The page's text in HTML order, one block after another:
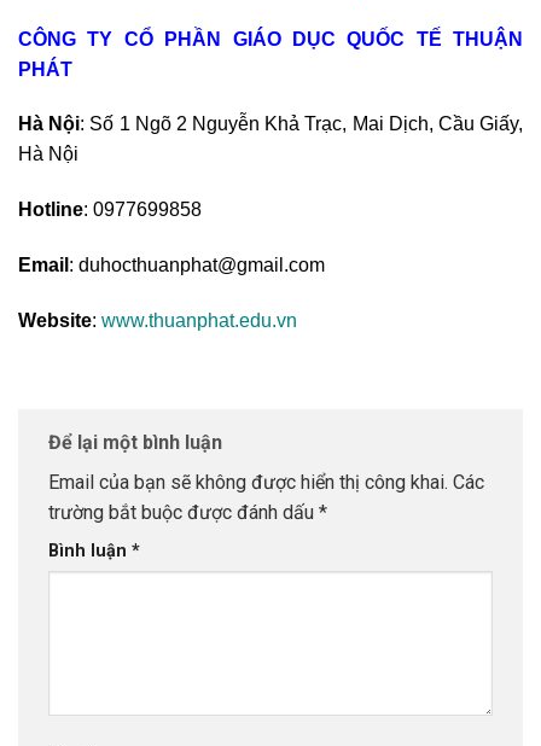
CÔNG TY CỔ PHẦN GIÁO DỤC QUỐC TẾ THUẬN
PHÁT
Hà Nội: Số 1 Ngõ 2 Nguyễn Khả Trạc, Mai Dịch, Cầu Giấy,
Hà Nội
Hotline: 0977699858
Email : duhocthuanphat@gmail.com
Website: www.thuanphat.edu.vn
Để lại một bình luận
Email của bạn sẽ không được hiển thị công khai. Các
trường bắt buộc được đánh dấu *
Bình luận *